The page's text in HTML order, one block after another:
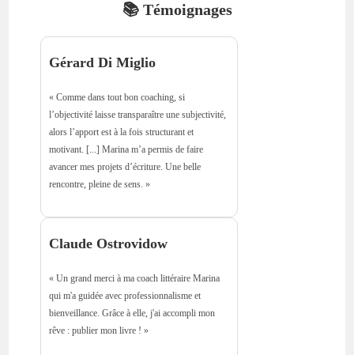
📚 Témoignages
Gérard Di Miglio
« Comme dans tout bon coaching, si
l’objectivité laisse transparaître une subjectivité,
alors l’apport est à la fois structurant et
motivant. [...] Marina m’a permis de faire
avancer mes projets d’écriture. Une belle
rencontre, pleine de sens. »
Claude Ostrovidow
« Un grand merci à ma coach littéraire Marina
qui m'a guidée avec professionnalisme et
bienveillance. Grâce à elle, j'ai accompli mon
rêve : publier mon livre ! »